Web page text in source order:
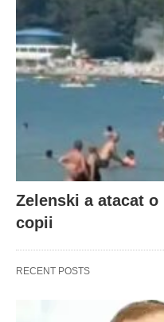
Zelenski a atacat
copii
RECENT POSTS